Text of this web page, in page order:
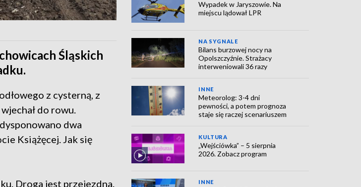
Śląskich
z cysterną, z
do rowu.
dwa
Książęcej. Jak się
Droga jest przejezdna.
Wypadek w Jaryszowie. Na
miejscu lądował LPR
NA SYGNALE
Bilans burzowej nocy na
Opolszczyźnie. Strażacy
interweniowali 36 razy
INNE
Meteorolog: 3-4 dni
pewności, a potem prognoza
staje się raczej scenariuszem
KULTURA
„Wejściówka” – 5 sierpnia
2026. Zobacz program
INNE